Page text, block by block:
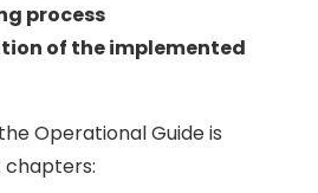
process
of the implemented
Operational Guide is
chapters: